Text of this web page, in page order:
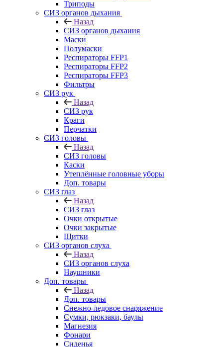
Триподы
СИЗ органов дыхания
Назад
СИЗ органов дыхания
Маски
Полумаски
Респираторы FFP1
Респираторы FFP2
Респираторы FFP3
Фильтры
СИЗ рук
Назад
СИЗ рук
Краги
Перчатки
СИЗ головы
Назад
СИЗ головы
Каски
Утеплённые головные уборы
Доп. товары
СИЗ глаз
Назад
СИЗ глаз
Очки открытые
Очки закрытые
Щитки
СИЗ органов слуха
Назад
СИЗ органов слуха
Наушники
Доп. товары
Назад
Доп. товары
Снежно-ледовое снаряжение
Сумки, рюкзаки, баулы
Магнезия
Фонари
Сиденья